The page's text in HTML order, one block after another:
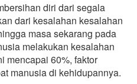
diri dari segala
dari kesalahan kesalahan
masa sekarang pada
melakukan kesalahan
mencapai 60%, faktor
manusia di kehidupannya.